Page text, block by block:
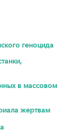
геноцида
в массовом
жертвам